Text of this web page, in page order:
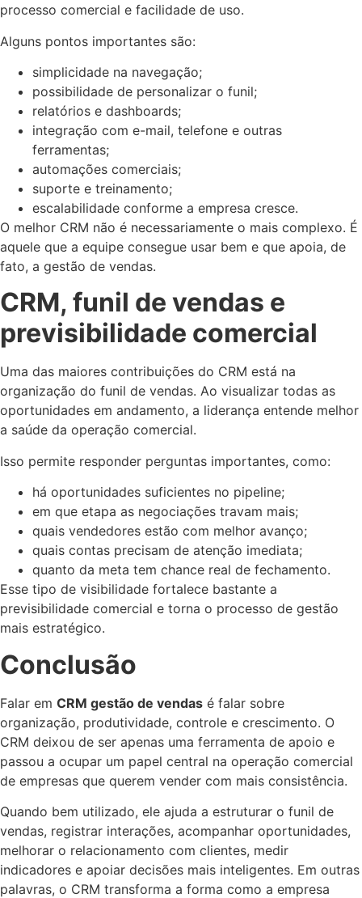
processo comercial e facilidade de uso.
Alguns pontos importantes são:
simplicidade na navegação;
possibilidade de personalizar o funil;
relatórios e dashboards;
integração com e-mail, telefone e outras
ferramentas;
automações comerciais;
suporte e treinamento;
escalabilidade conforme a empresa cresce.
O melhor CRM não é necessariamente o mais complexo. É
aquele que a equipe consegue usar bem e que apoia, de
fato, a gestão de vendas.
CRM, funil de vendas e
previsibilidade comercial
Uma das maiores contribuições do CRM está na
organização do funil de vendas. Ao visualizar todas as
oportunidades em andamento, a liderança entende melhor
a saúde da operação comercial.
Isso permite responder perguntas importantes, como:
há oportunidades suficientes no pipeline;
em que etapa as negociações travam mais;
quais vendedores estão com melhor avanço;
quais contas precisam de atenção imediata;
quanto da meta tem chance real de fechamento.
Esse tipo de visibilidade fortalece bastante a
previsibilidade comercial e torna o processo de gestão
mais estratégico.
Conclusão
Falar em CRM gestão de vendas é falar sobre
organização, produtividade, controle e crescimento. O
CRM deixou de ser apenas uma ferramenta de apoio e
passou a ocupar um papel central na operação comercial
de empresas que querem vender com mais consistência.
Quando bem utilizado, ele ajuda a estruturar o funil de
vendas, registrar interações, acompanhar oportunidades,
melhorar o relacionamento com clientes, medir
indicadores e apoiar decisões mais inteligentes. Em outras
palavras, o CRM transforma a forma como a empresa